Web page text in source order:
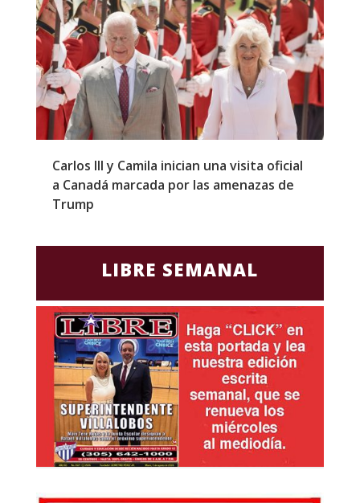
Carlos III y Camila inician una visita oficial
a Canadá marcada por las amenazas de
Trump
LIBRE SEMANAL